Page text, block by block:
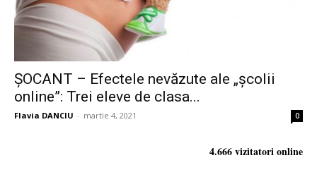
ȘOCANT – Efectele nevăzute ale „școlii
online”: Trei eleve de clasa...
Flavia DANCIU - martie 4, 2021 0
4.666 vizitatori online